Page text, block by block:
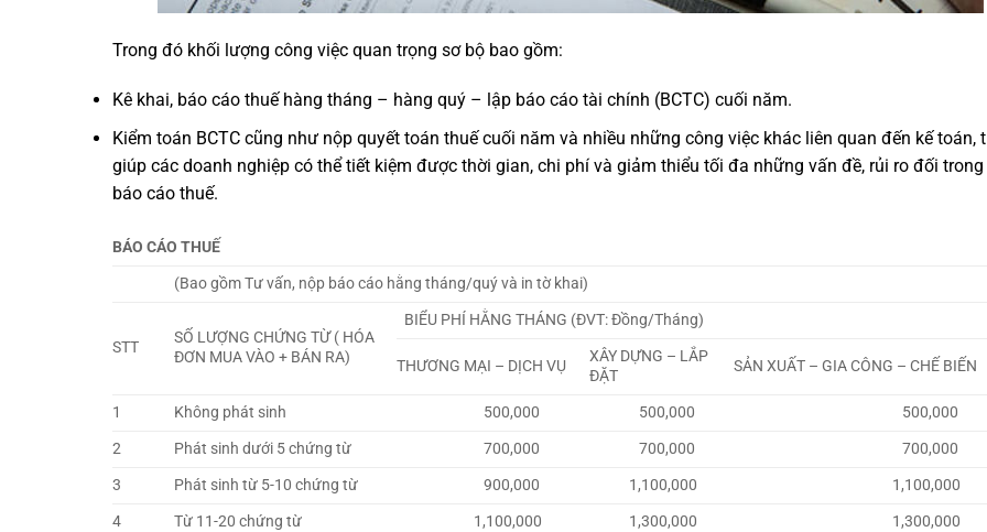
Trong đó khối lượng công việc quan trọng sơ bộ bao gồm:
Kê khai, báo cáo thuế hàng tháng – hàng quý – lập báo cáo tài chính (BCTC) cuối năm.
Kiểm toán BCTC cũng như nộp quyết toán thuế cuối năm và nhiều những công việc khác liên quan đến kế toán,
giúp các doanh nghiệp có thể tiết kiệm được thời gian, chi phí và giảm thiểu tối đa những vấn đề, rủi ro đối trong
báo cáo thuế.
BÁO CÁO THUẾ
(Bao gồm Tư vấn, nộp báo cáo hằng tháng/quý và in tờ khai)
STT
SỐ LƯỢNG CHỨNG TỪ ( HÓA
ĐƠN MUA VÀO + BÁN RA)
BIỂU PHÍ HẰNG THÁNG (ĐVT: Đồng/Tháng)
THƯƠNG MẠI – DỊCH VỤ
XÂY DỰNG – LẮP
ĐẶT
SẢN XUẤT – GIA CÔNG – CHẾ BIẾN
1 Không phát sinh 500,000 500,000
500,000
2
Phát sinh dưới 5 chứng từ 700,000 700,000
700,000
3
Phát sinh từ 5-10 chứng từ 900,000 1,100,000
1,100,000
4
Từ 11-20 chứng từ 1,100,000 1,300,000
1,300,000